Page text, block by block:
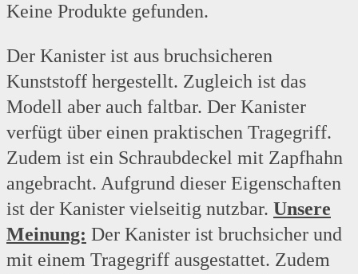
Keine Produkte gefunden.
Der Kanister ist aus bruchsicheren
Kunststoff hergestellt. Zugleich ist das
Modell aber auch faltbar. Der Kanister
verfügt über einen praktischen Tragegriff.
Zudem ist ein Schraubdeckel mit Zapfhahn
angebracht. Aufgrund dieser Eigenschaften
ist der Kanister vielseitig nutzbar. Unsere
Meinung: Der Kanister ist bruchsicher und
mit einem Tragegriff ausgestattet. Zudem